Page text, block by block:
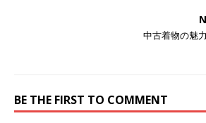
中古着物の魅
BE THE FIRST TO COMMENT